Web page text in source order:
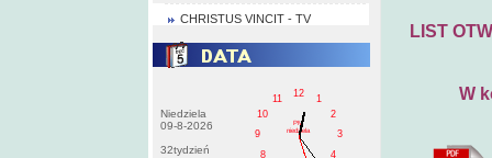
CHRISTUS VINCIT - TV
Niedziela
09-8-2026
32tydzień
1
2
3
4
8
9
10
11
12
PM
niedziela
LIST
W